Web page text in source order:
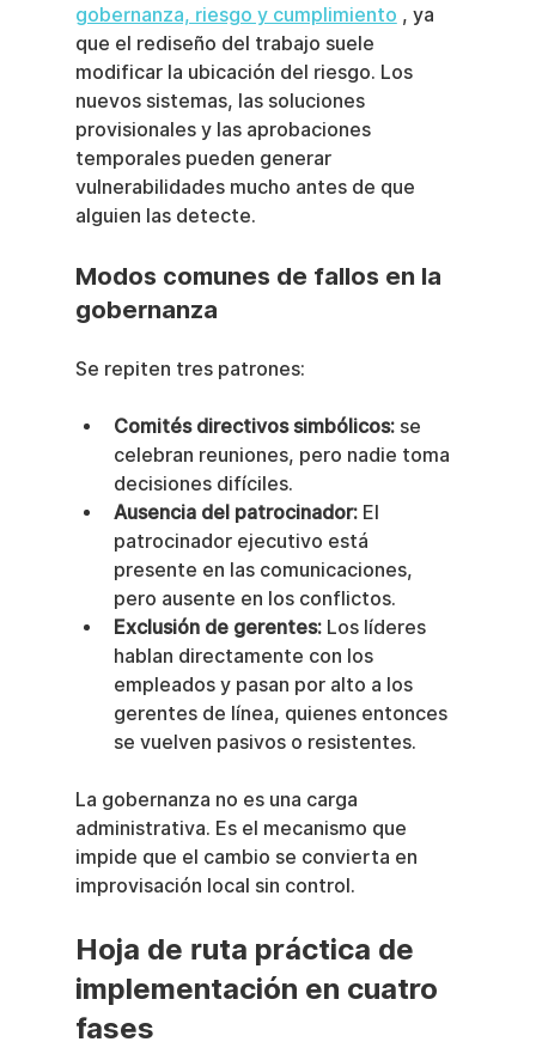
gobernanza, riesgo y cumplimiento , ya
que el rediseño del trabajo suele
modificar la ubicación del riesgo. Los
nuevos sistemas, las soluciones
provisionales y las aprobaciones
temporales pueden generar
vulnerabilidades mucho antes de que
alguien las detecte.
Modos comunes de fallos en la
gobernanza
Se repiten tres patrones:
Comités directivos simbólicos: se
celebran reuniones, pero nadie toma
decisiones difíciles.
Ausencia del patrocinador: El
patrocinador ejecutivo está
presente en las comunicaciones,
pero ausente en los conflictos.
Exclusión de gerentes: Los líderes
hablan directamente con los
empleados y pasan por alto a los
gerentes de línea, quienes entonces
se vuelven pasivos o resistentes.
La gobernanza no es una carga
administrativa. Es el mecanismo que
impide que el cambio se convierta en
improvisación local sin control.
Hoja de ruta práctica de
implementación en cuatro
fases